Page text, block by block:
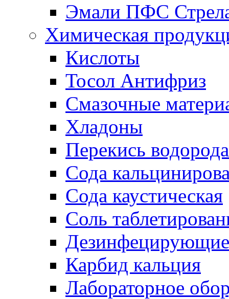
Эмали ПФС
Химическая
Кислоты
Тосол Антифриз
Смазочные
Хладоны
Перекись водорода
Сода
Сода каустическая
Соль
Дезинфецирующие
Карбид кальция
Лабораторное